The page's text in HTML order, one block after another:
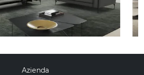
Azienda